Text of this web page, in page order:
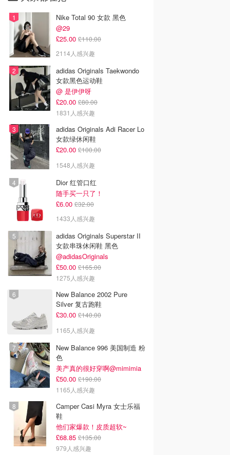
Nike Total 90 女款 黑色
@29
£25.00 £110.00
2114人感兴趣
adidas Originals Taekwondo
女款黑色运动鞋
@ 是伊伊呀
£20.00 £80.00
1831人感兴趣
adidas Originals Adi Racer Lo
女款绿休闲鞋
£20.00 £100.00
1548人感兴趣
Dior 红管口红
随手买一只了！
£6.00 £32.00
1433人感兴趣
adidas Originals Superstar II
女款串珠休闲鞋 黑色
@adidasOriginals
£50.00 £165.00
1275人感兴趣
New Balance 2002 Pure
Silver 复古跑鞋
£30.00 £140.00
1165人感兴趣
New Balance 996 美国制造 粉
色
美产真的很好穿啊@mimimia
£50.00 £190.00
1165人感兴趣
Camper Casi Myra 女士乐福
鞋
他们家爆款！皮质超软~
£68.85 £135.00
979人感兴趣